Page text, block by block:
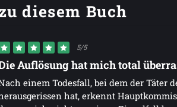
diesem Buch
5/5
Auflösung hat mich total
einem Todesfall, bei dem der Täter
hat, erkennt